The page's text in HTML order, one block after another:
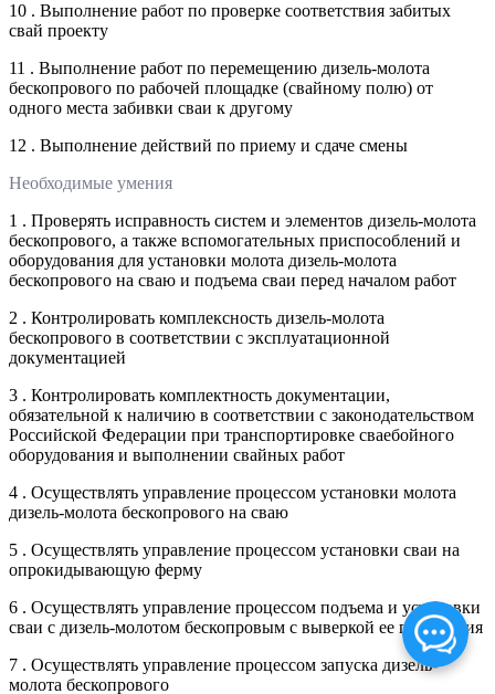
10 . Выполнение работ по проверке соответствия забитых
свай проекту
11 . Выполнение работ по перемещению дизель-молота
бескопрового по рабочей площадке (свайному полю) от
одного места забивки сваи к другому
12 . Выполнение действий по приему и сдаче смены
Необходимые умения
1 . Проверять исправность систем и элементов дизель-молота
бескопрового, а также вспомогательных приспособлений и
оборудования для установки молота дизель-молота
бескопрового на сваю и подъема сваи перед началом работ
2 . Контролировать комплексность дизель-молота
бескопрового в соответствии с эксплуатационной
документацией
3 . Контролировать комплектность документации,
обязательной к наличию в соответствии с законодательством
Российской Федерации при транспортировке сваебойного
оборудования и выполнении свайных работ
4 . Осуществлять управление процессом установки молота
дизель-молота бескопрового на сваю
5 . Осуществлять управление процессом установки сваи на
опрокидывающую ферму
6 . Осуществлять управление процессом подъема и установки
сваи с дизель-молотом бескопровым с выверкой ее положения
7 . Осуществлять управление процессом запуска дизель-
молота бескопрового